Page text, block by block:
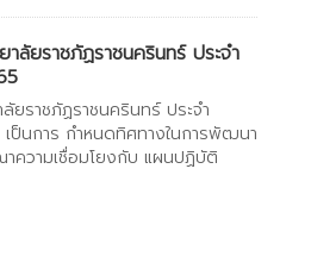
ลัยราชภัฏราชนครินทร์ ประจำ
ยราชภัฏราชนครินทร์ ประจำ
ป็นการ กำหนดทิศทางในการพัฒนา
ความเชื่อมโยงกับ แผนปฏิบัติ